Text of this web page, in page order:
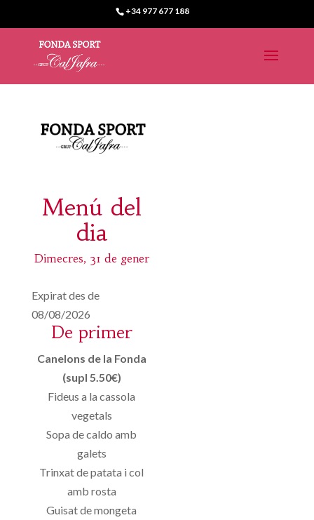
+34 977 677 188
Menú del
dia
Dimecres, 31 de gener
Expirat des de
08/08/2026
De primer
Canelons de la Fonda
(supl 5.50€)
Fideus a la cassola
vegetals
Sopa de caldo amb
galets
Trinxat de patata i col
amb rosta
Guisat de mongeta